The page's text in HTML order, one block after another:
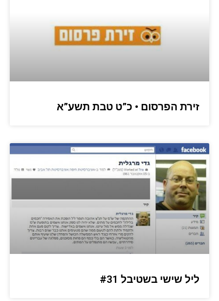
זירת הפרסום • כ”ט טבת תשע”א
ליל שישי בשטיבל #31